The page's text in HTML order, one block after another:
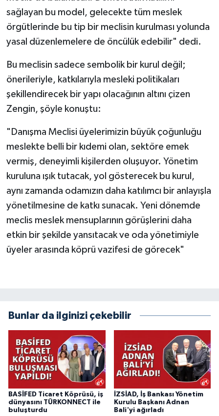
sağlayan bu model, gelecekte tüm meslek
örgütlerinde bu tip bir meclisin kurulması yolunda
yasal düzenlemelere de öncülük edebilir" dedi.
Bu meclisin sadece sembolik bir kurul değil;
önerileriyle, katkılarıyla mesleki politikaları
şekillendirecek bir yapı olacağının altını çizen
Zengin, şöyle konuştu:
"Danışma Meclisi üyelerimizin büyük çoğunluğu
meslekte belli bir kıdemi olan, sektöre emek
vermiş, deneyimli kişilerden oluşuyor. Yönetim
kuruluna ışık tutacak, yol gösterecek bu kurul,
aynı zamanda odamızın daha katılımcı bir anlayışla
yönetilmesine de katkı sunacak. Yeni dönemde
meclis meslek mensuplarının görüşlerini daha
etkin bir şekilde yansıtacak ve oda yönetimiyle
üyeler arasında köprü vazifesi de görecek"
Bunlar da ilginizi çekebilir
BASİFED Ticaret Köprüsü, iş
dünyasını TÜRKONNECT ile
buluşturdu
İZSİAD, İş Bankası Yönetim
Kurulu Başkanı Adnan
Bali'yi ağırladı